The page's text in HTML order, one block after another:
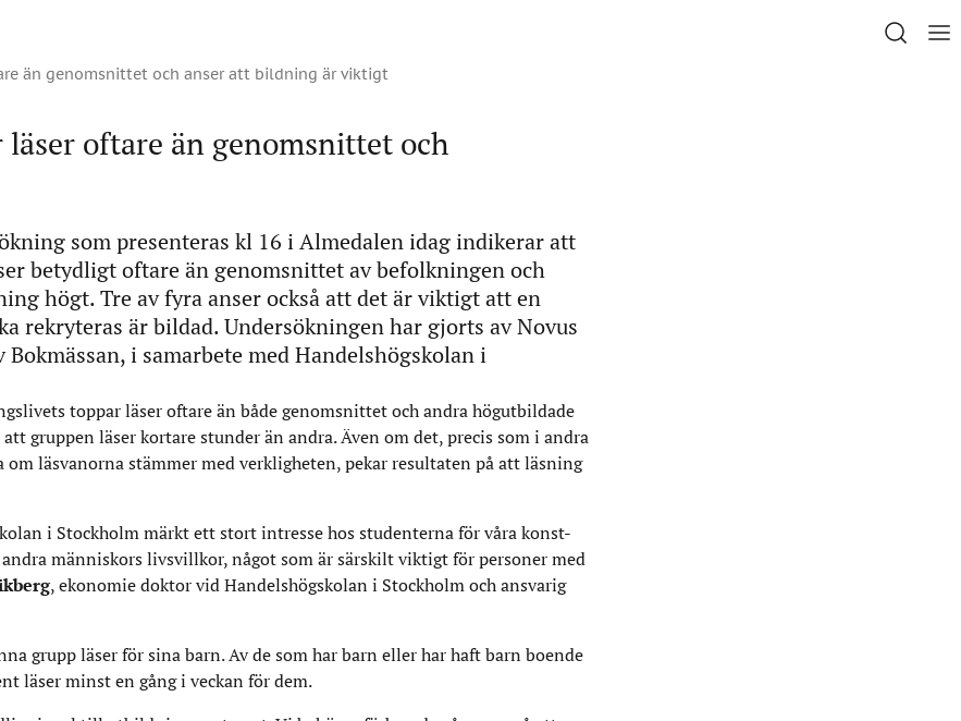
än genomsnittet och anser att bildning är viktigt
oftare än genomsnittet och
som presenteras kl 16 i Almedalen idag indikerar att
betydligt oftare än genomsnittet av befolkningen och
högt. Tre av fyra anser också att det är viktigt att en
rekryteras är bildad. Undersökningen har gjorts av Novus
Bokmässan, i samarbete med Handelshögskolan i
toppar läser oftare än både genomsnittet och andra högutbildade
gruppen läser kortare stunder än andra. Även om det, precis som i andra
läsvanorna stämmer med verkligheten, pekar resultaten på att läsning
i Stockholm märkt ett stort intresse hos studenterna för våra konst-
människors livsvillkor, något som är särskilt viktigt för personer med
, ekonomie doktor vid Handelshögskolan i Stockholm och ansvarig
grupp läser för sina barn. Av de som har barn eller har haft barn boende
läser minst en gång i veckan för dem.